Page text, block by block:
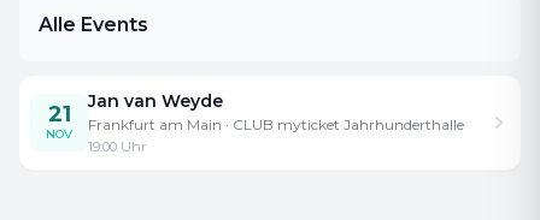
Alle Events
21
NOV
Jan van Weyde
Frankfurt am Main · CLUB myticket Jahrhunderthalle
19:00 Uhr